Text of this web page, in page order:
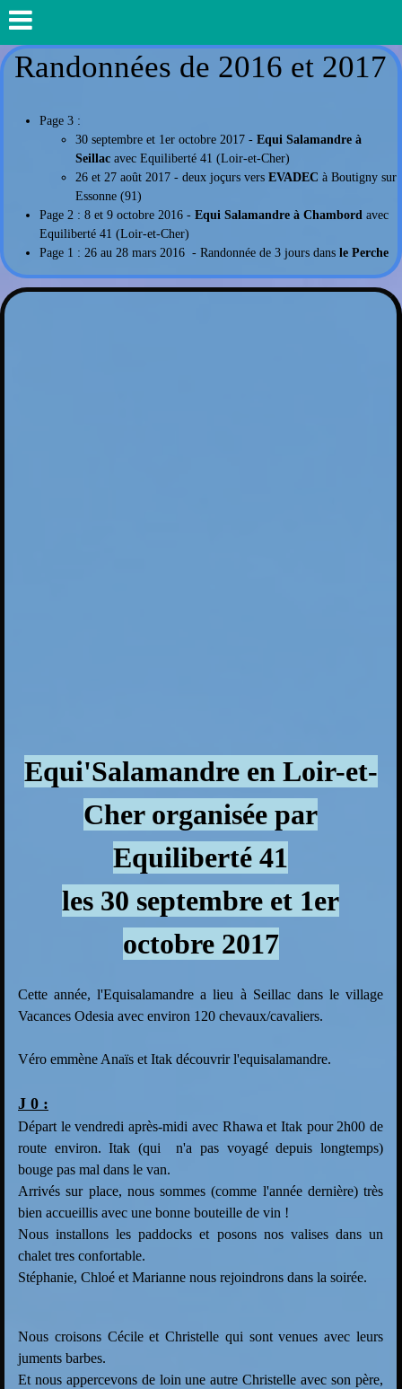
Randonnées de 2016 et 2017
Page 3 :
30 septembre et 1er octobre 2017 - Equi Salamandre à
Seillac avec Equiliberté 41 (Loir-et-Cher)
26 et 27 août 2017 - deux joçurs vers EVADEC à Boutigny sur
Essonne (91)
Page 2 : 8 et 9 octobre 2016 - Equi Salamandre à Chambord avec
Equiliberté 41 (Loir-et-Cher)
Page 1 : 26 au 28 mars 2016 - Randonnée de 3 jours dans le Perche
Equi'Salamandre en Loir-et-
Cher organisée par
Equiliberté 41
les 30 septembre et 1er
octobre 2017
Cette année, l'Equisalamandre a lieu à Seillac dans le village
Vacances Odesia avec environ 120 chevaux/cavaliers.
Véro emmène Anaïs et Itak découvrir l'equisalamandre.
J 0 :
Départ le vendredi après-midi avec Rhawa et Itak pour 2h00 de
route environ. Itak (qui n'a pas voyagé depuis longtemps)
bouge pas mal dans le van.
Arrivés sur place, nous sommes (comme l'année dernière) très
bien accueillis avec une bonne bouteille de vin !
Nous installons les paddocks et posons nos valises dans un
chalet tres confortable.
Stéphanie, Chloé et Marianne nous rejoindrons dans la soirée.
Nous croisons Cécile et Christelle qui sont venues avec leurs
juments barbes.
Et nous appercevons de loin une autre Christelle avec son père,